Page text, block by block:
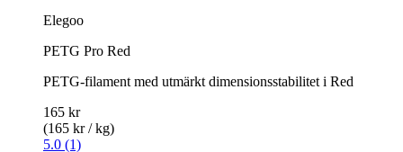
Elegoo
PETG Pro Red
PETG-filament med utmärkt dimensionsstabilitet i Red
165 kr
(165 kr / kg)
5.0 (1)